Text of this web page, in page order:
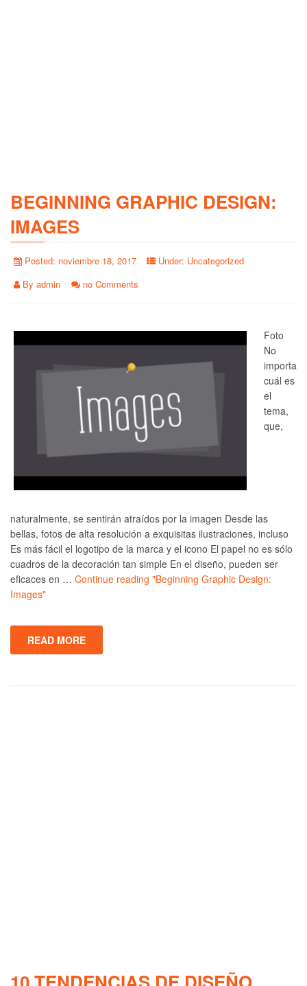
BEGINNING GRAPHIC DESIGN:
IMAGES
Posted: noviembre 18, 2017 Under: Uncategorized
By admin no Comments
Foto
No
importa
cuál es
el
tema,
que,
naturalmente, se sentirán atraídos por la imagen Desde las
bellas, fotos de alta resolución a exquisitas ilustraciones, incluso
Es más fácil el logotipo de la marca y el icono El papel no es sólo
cuadros de la decoración tan simple En el diseño, pueden ser
eficaces en … Continue reading "Beginning Graphic Design:
Images"
READ MORE